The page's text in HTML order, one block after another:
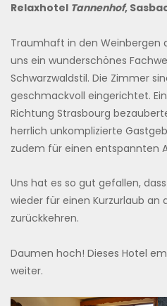
Relaxhotel Tannenhof,
Traumhaft in den Weinbergen
uns ein wunderschönes
Schwarzwaldstil. Die Zimmer
geschmackvoll eingerichtet.
Richtung Strasbourg
herrlich unkomplizierte
zudem für einen entspannten
Uns hat es so gut gefallen,
wieder für einen Kurzurlaub an
zurückkehren.
Daumen hoch! Dieses Hotel
weiter.